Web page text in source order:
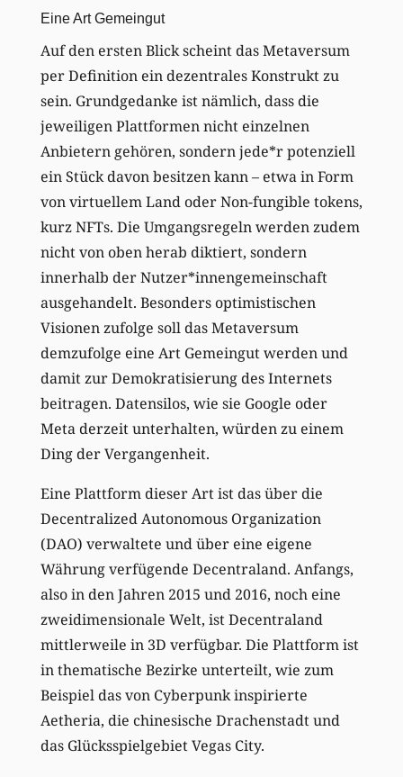
Eine Art Gemeingut
Auf den ersten Blick scheint das Metaversum
per Definition ein dezentrales Konstrukt zu
sein. Grundgedanke ist nämlich, dass die
jeweiligen Plattformen nicht einzelnen
Anbietern gehören, sondern jede*r potenziell
ein Stück davon besitzen kann – etwa in Form
von virtuellem Land oder Non-fungible tokens,
kurz NFTs. Die Umgangsregeln werden zudem
nicht von oben herab diktiert, sondern
innerhalb der Nutzer*innengemeinschaft
ausgehandelt. Besonders optimistischen
Visionen zufolge soll das Metaversum
demzufolge eine Art Gemeingut werden und
damit zur Demokratisierung des Internets
beitragen. Datensilos, wie sie Google oder
Meta derzeit unterhalten, würden zu einem
Ding der Vergangenheit.
Eine Plattform dieser Art ist das über die
Decentralized Autonomous Organization
(DAO) verwaltete und über eine eigene
Währung verfügende Decentraland. Anfangs,
also in den Jahren 2015 und 2016, noch eine
zweidimensionale Welt, ist Decentraland
mittlerweile in 3D verfügbar. Die Plattform ist
in thematische Bezirke unterteilt, wie zum
Beispiel das von Cyberpunk inspirierte
Aetheria, die chinesische Drachenstadt und
das Glücksspielgebiet Vegas City.